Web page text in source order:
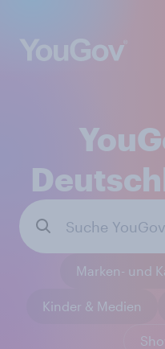
Marken- und
Kinder & Medien